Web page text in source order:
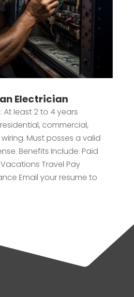
Electrician
At least 2 to 4 years
commercial,
Must posses a valid
Benefits Include: Paid
Travel Pay
Email your resume to